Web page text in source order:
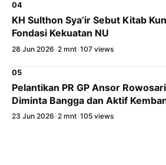
04
KH Sulthon Sya’ir Sebut Kitab
Fondasi Kekuatan NU
28 Jun 2026 •2 mnt•107 views
05
Pelantikan PR GP Ansor
Diminta Bangga dan Aktif
23 Jun 2026 •2 mnt•105 views